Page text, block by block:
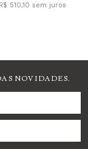
510,10 sem juros
NOVIDADES.